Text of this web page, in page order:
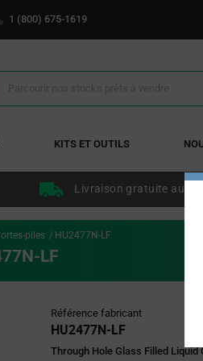
1 (800) 675-1619
KITS ET OUTILS
Livraison gratuite aux
piles HU2477N-LF
LF
Référence fabricant
HU2477N-LF
Through Hole Glass Filled Liquid